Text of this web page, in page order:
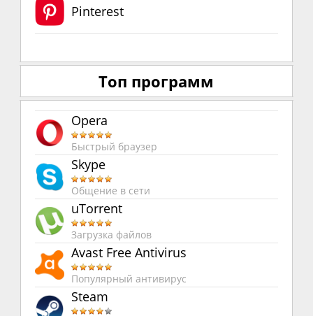
Pinterest
Топ программ
Opera
Быстрый браузер
Skype
Общение в сети
uTorrent
Загрузка файлов
Avast Free Antivirus
Популярный антивирус
Steam